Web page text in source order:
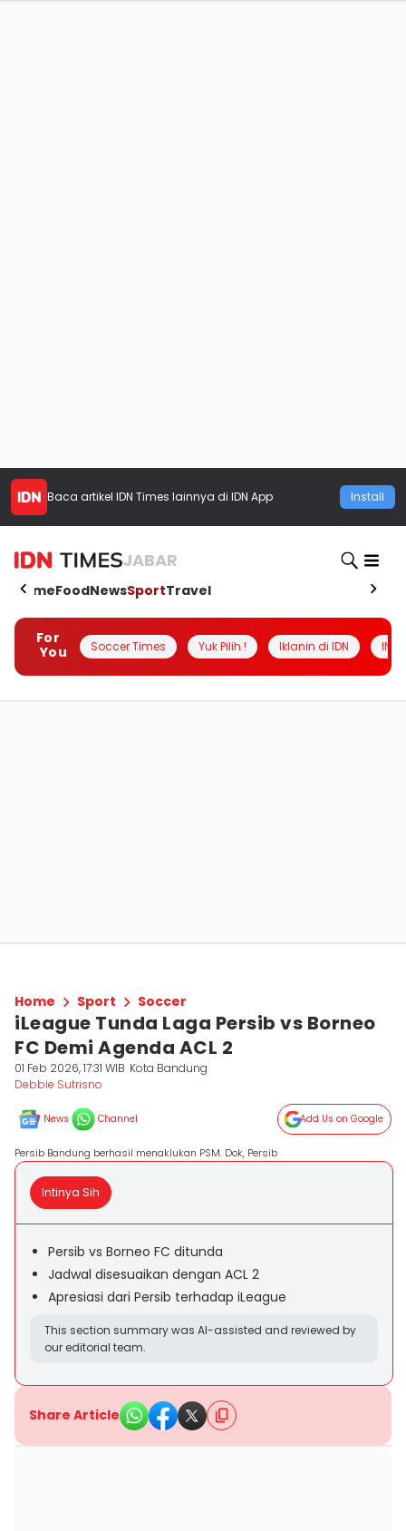
Baca artikel IDN Times lainnya di IDN App Install
JABAR
HomeFoodNewsSportTravel
For
You
Soccer Times Yuk Pilih ! Iklanin di IDN
Home Sport Soccer
iLeague Tunda Laga Persib vs Borneo
FC Demi Agenda ACL 2
01 Feb 2026, 17:31 WIB Kota Bandung
Debbie Sutrisno
News Channel Add Us on Google
Persib Bandung berhasil menaklukan PSM. Dok, Persib
Intinya Sih
Persib vs Borneo FC ditunda
Jadwal disesuaikan dengan ACL 2
Apresiasi dari Persib terhadap iLeague
This section summary was AI-assisted and reviewed by
our editorial team.
Share Article